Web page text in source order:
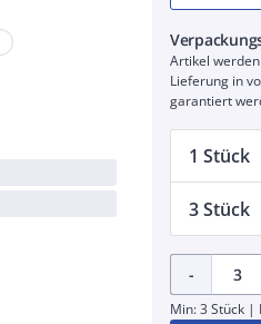
Artikel
Lieferung in
garantiert
1 Stück
3 Stück
-
Min: 3 Stück |